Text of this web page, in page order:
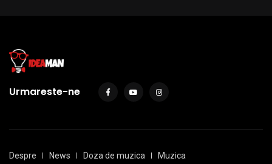
Urmareste-ne
Despre News Doza de muzica Muzica